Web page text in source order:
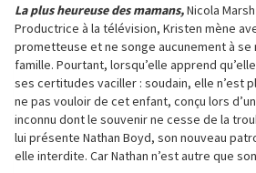
La plus heureuse des mamans,Nicola Marsh
Productrice à la télévision, Kristen mène
prometteuse et ne songe aucunement à se
famille. Pourtant, lorsqu’elle apprend
ses certitudes vaciller : soudain, elle n’est
ne pas vouloir de cet enfant, conçu lors
inconnu dont le souvenir ne cesse de la
lui présente Nathan Boyd, son nouveau
elle interdite. Car Nathan n’est autre que